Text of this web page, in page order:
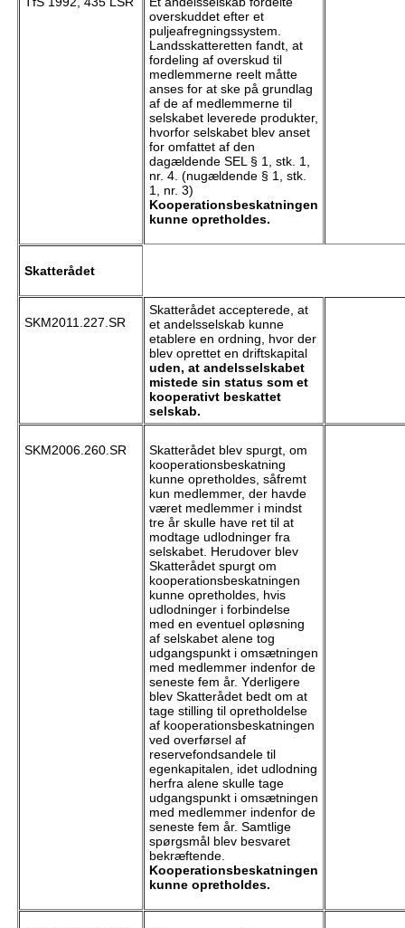
overskuddet efter et
puljeafregningssystem.
Landsskatteretten fandt, at
fordeling af overskud til
medlemmerne reelt måtte
anses for at ske på grundlag
af de af medlemmerne til
selskabet leverede produkter,
hvorfor selskabet blev anset
for omfattet af den
dagældende SEL § 1, stk. 1,
nr. 4. (nugældende § 1, stk.
1, nr. 3)
Kooperationsbeskatningen
kunne opretholdes.
Skatterådet
SKM2011.227.SR
Skatterådet accepterede, at
et andelsselskab kunne
etablere en ordning, hvor der
blev oprettet en driftskapital
uden, at andelsselskabet
mistede sin status som et
kooperativt beskattet
selskab.
SKM2006.260.SR
Skatterådet blev spurgt, om
kooperationsbeskatning
kunne opretholdes, såfremt
kun medlemmer, der havde
været medlemmer i mindst
tre år skulle have ret til at
modtage udlodninger fra
selskabet. Herudover blev
Skatterådet spurgt om
kooperationsbeskatningen
kunne opretholdes, hvis
udlodninger i forbindelse
med en eventuel opløsning
af selskabet alene tog
udgangspunkt i omsætningen
med medlemmer indenfor de
seneste fem år. Yderligere
blev Skatterådet bedt om at
tage stilling til opretholdelse
af kooperationsbeskatningen
ved overførsel af
reservefondsandele til
egenkapitalen, idet udlodning
herfra alene skulle tage
udgangspunkt i omsætningen
med medlemmer indenfor de
seneste fem år. Samtlige
spørgsmål blev besvaret
bekræftende.
Kooperationsbeskatningen
kunne opretholdes.